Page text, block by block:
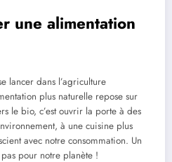
une alimentation
lancer dans l’agriculture
plus naturelle repose sur
le bio, c’est ouvrir la porte à des
à une cuisine plus
avec notre consommation. Un
pour notre planète !